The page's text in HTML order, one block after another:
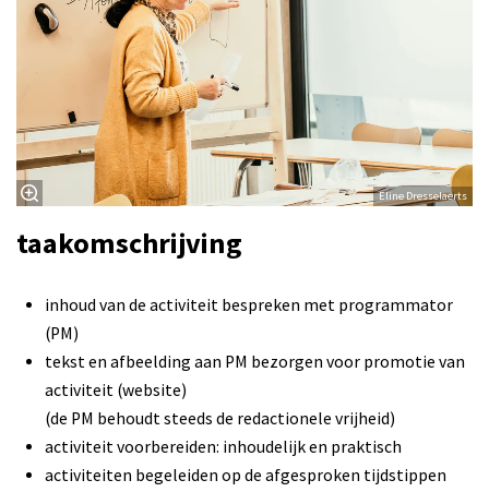
Eline Dresselaerts
taakomschrijving
inhoud van de activiteit bespreken met programmator
(PM)
tekst en afbeelding aan PM bezorgen voor promotie van
activiteit (website)
(de PM behoudt steeds de redactionele vrijheid)
activiteit voorbereiden: inhoudelijk en praktisch
activiteiten begeleiden op de afgesproken tijdstippen